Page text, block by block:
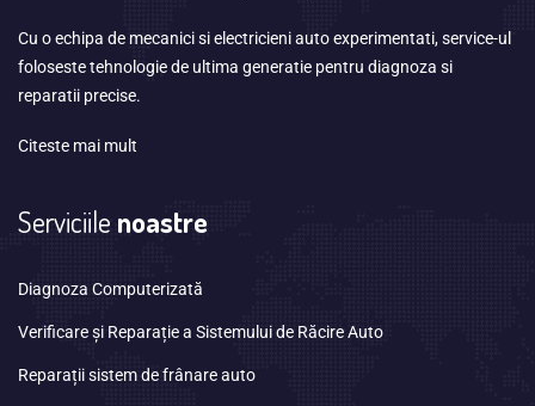
Cu o echipa de mecanici si electricieni auto experimentati, service-ul
foloseste tehnologie de ultima generatie pentru diagnoza si
reparatii precise.
Citeste mai mult
Serviciile noastre
Diagnoza Computerizată
Verificare și Reparație a Sistemului de Răcire Auto
Reparații sistem de frânare auto